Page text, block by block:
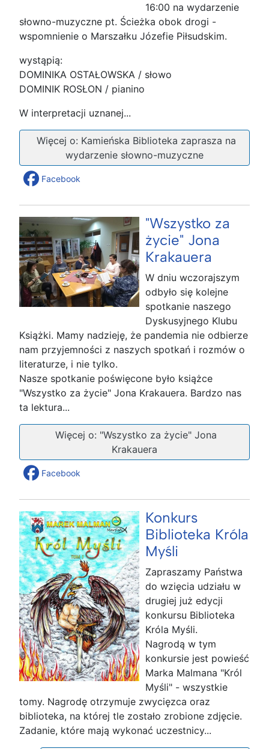
16:00 na wydarzenie
słowno-muzyczne pt. Ścieżka obok drogi -
wspomnienie o Marszałku Józefie Piłsudskim.
wystąpią:
DOMINIKA OSTAŁOWSKA / słowo
DOMINIK ROSŁON / pianino
W interpretacji uznanej...
Więcej o: Kamieńska Biblioteka zaprasza na
wydarzenie słowno-muzyczne
Facebook
"Wszystko za
życie" Jona
Krakauera
W dniu wczorajszym
odbyło się kolejne
spotkanie naszego
Dyskusyjnego Klubu
Książki. Mamy nadzieję, że pandemia nie odbierze
nam przyjemności z naszych spotkań i rozmów o
literaturze, i nie tylko.
Nasze spotkanie poświęcone było książce
"Wszystko za życie" Jona Krakauera. Bardzo nas
ta lektura...
Więcej o: "Wszystko za życie" Jona
Krakauera
Facebook
Konkurs
Biblioteka Króla
Myśli
Zapraszamy Państwa
do wzięcia udziału w
drugiej już edycji
konkursu Biblioteka
Króla Myśli.
Nagrodą w tym
konkursie jest powieść
Marka Malmana "Król
Myśli" - wszystkie
tomy. Nagrodę otrzymuje zwycięzca oraz
biblioteka, na której tle zostało zrobione zdjęcie.
Zadanie, które mają wykonać uczestnicy...